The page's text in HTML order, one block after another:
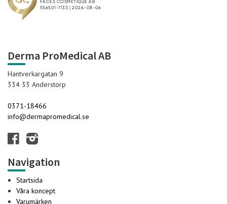
Derma ProMedical AB
Hantverkargatan 9
334 33 Anderstorp
0371-18466
info@dermapromedical.se
Navigation
Startsida
Våra koncept
Varumärken